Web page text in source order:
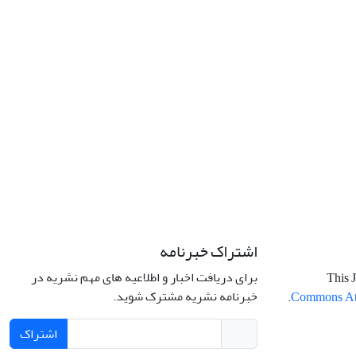
This
Commons
.
اشتراک خبرنامه
برای دریافت اخبار و اطلاعیه های مهم نشریه در
خبرنامه نشریه مشترک شوید.
اشتراک